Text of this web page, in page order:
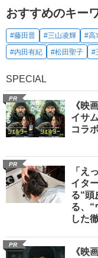
おすすめのキー
#藤田晋 #三山凌輝 #高
#内田有紀
#松田聖子 #
SPECIAL
PR
《映
イサ
コラボ
PR
「え
イタ
る“頭
る、“
した
PR
《映